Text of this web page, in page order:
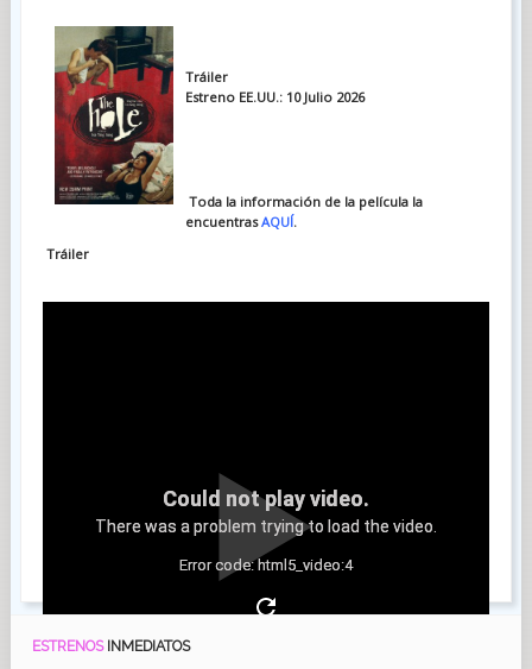
Tráiler
Estreno EE.UU.: 10 Julio 2026
Toda la información de la película la
encuentrasAQUÍ.
Tráiler
Could not play video.
There was a problem trying to load the video.
Error code: html5_video:4
ESTRENOS INMEDIATOS